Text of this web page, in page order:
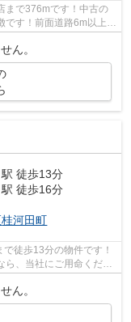
まで376mです！中古の
です！前面道路6m以上の
ん。
駅 徒歩13分
駅 徒歩16分
桂河田町
徒歩13分の物件です！
ら、当社にご用命くださ
ん。